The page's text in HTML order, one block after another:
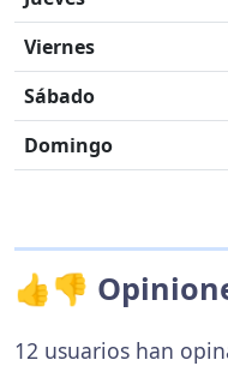
Viernes
Sábado
Domingo
👍👎
12 usuarios han